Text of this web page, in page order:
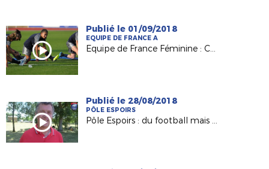
Publié le 01/09/2018
EQUIPE DE FRANCE A
Equipe de France Féminine : Clara Matéo, grande première en A !
Publié le 28/08/2018
PÔLE ESPOIRS
Pôle Espoirs : du football mais pas seulement !